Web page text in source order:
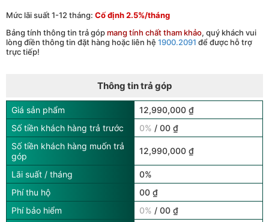
Mức lãi suất 1-12 tháng: Cố định 2.5%/tháng
Bảng tính thông tin trả góp mang tính chất tham khảo, quý khách vui
lòng điền thông tin đặt hàng hoặc liên hệ 1900.2091 để được hỗ trợ
trực tiếp!
Thông tin trả góp
Giá sản phẩm
12,990,000 ₫
Số tiền khách hàng trả trước
0% / 00 ₫
Số tiền khách hàng muốn trả
góp
12,990,000 ₫
Lãi suất / tháng
0%
Phí thu hộ
00 ₫
Phí bảo hiểm
0% / 00 ₫